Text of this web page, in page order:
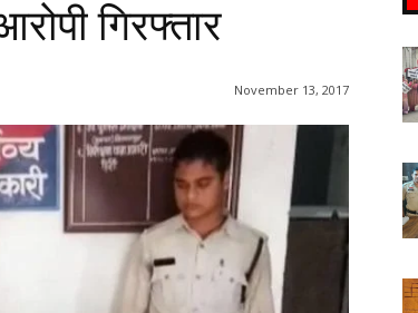
गिरफ्तार
November 13, 2017